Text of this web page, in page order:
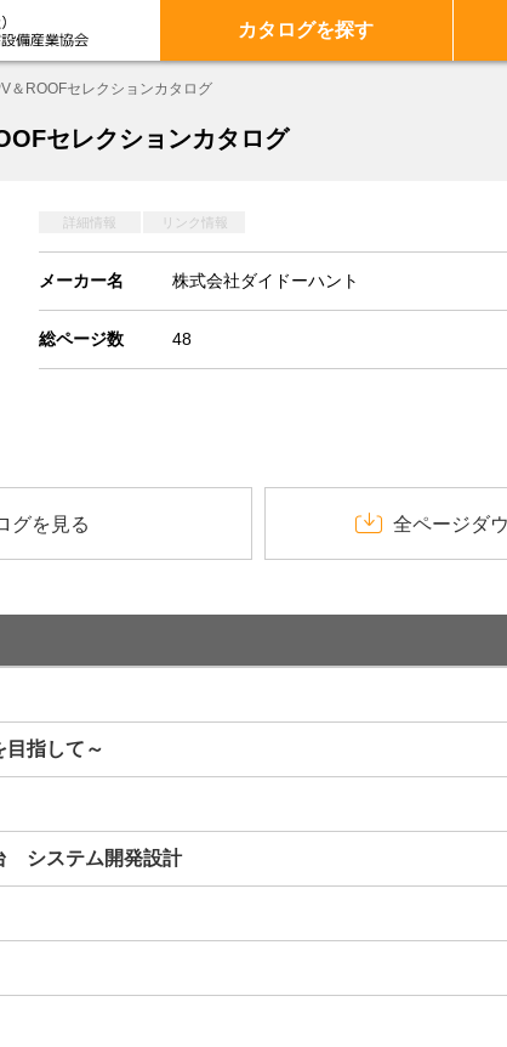
カタログを探す
＆ROOFセレクションカタログ
セレクションカタログ
詳細情報 リンク情報
メーカー名 株式会社ダイドーハント
総ページ数 48
グを見る 全ページダ
目指して～
システム開発設計